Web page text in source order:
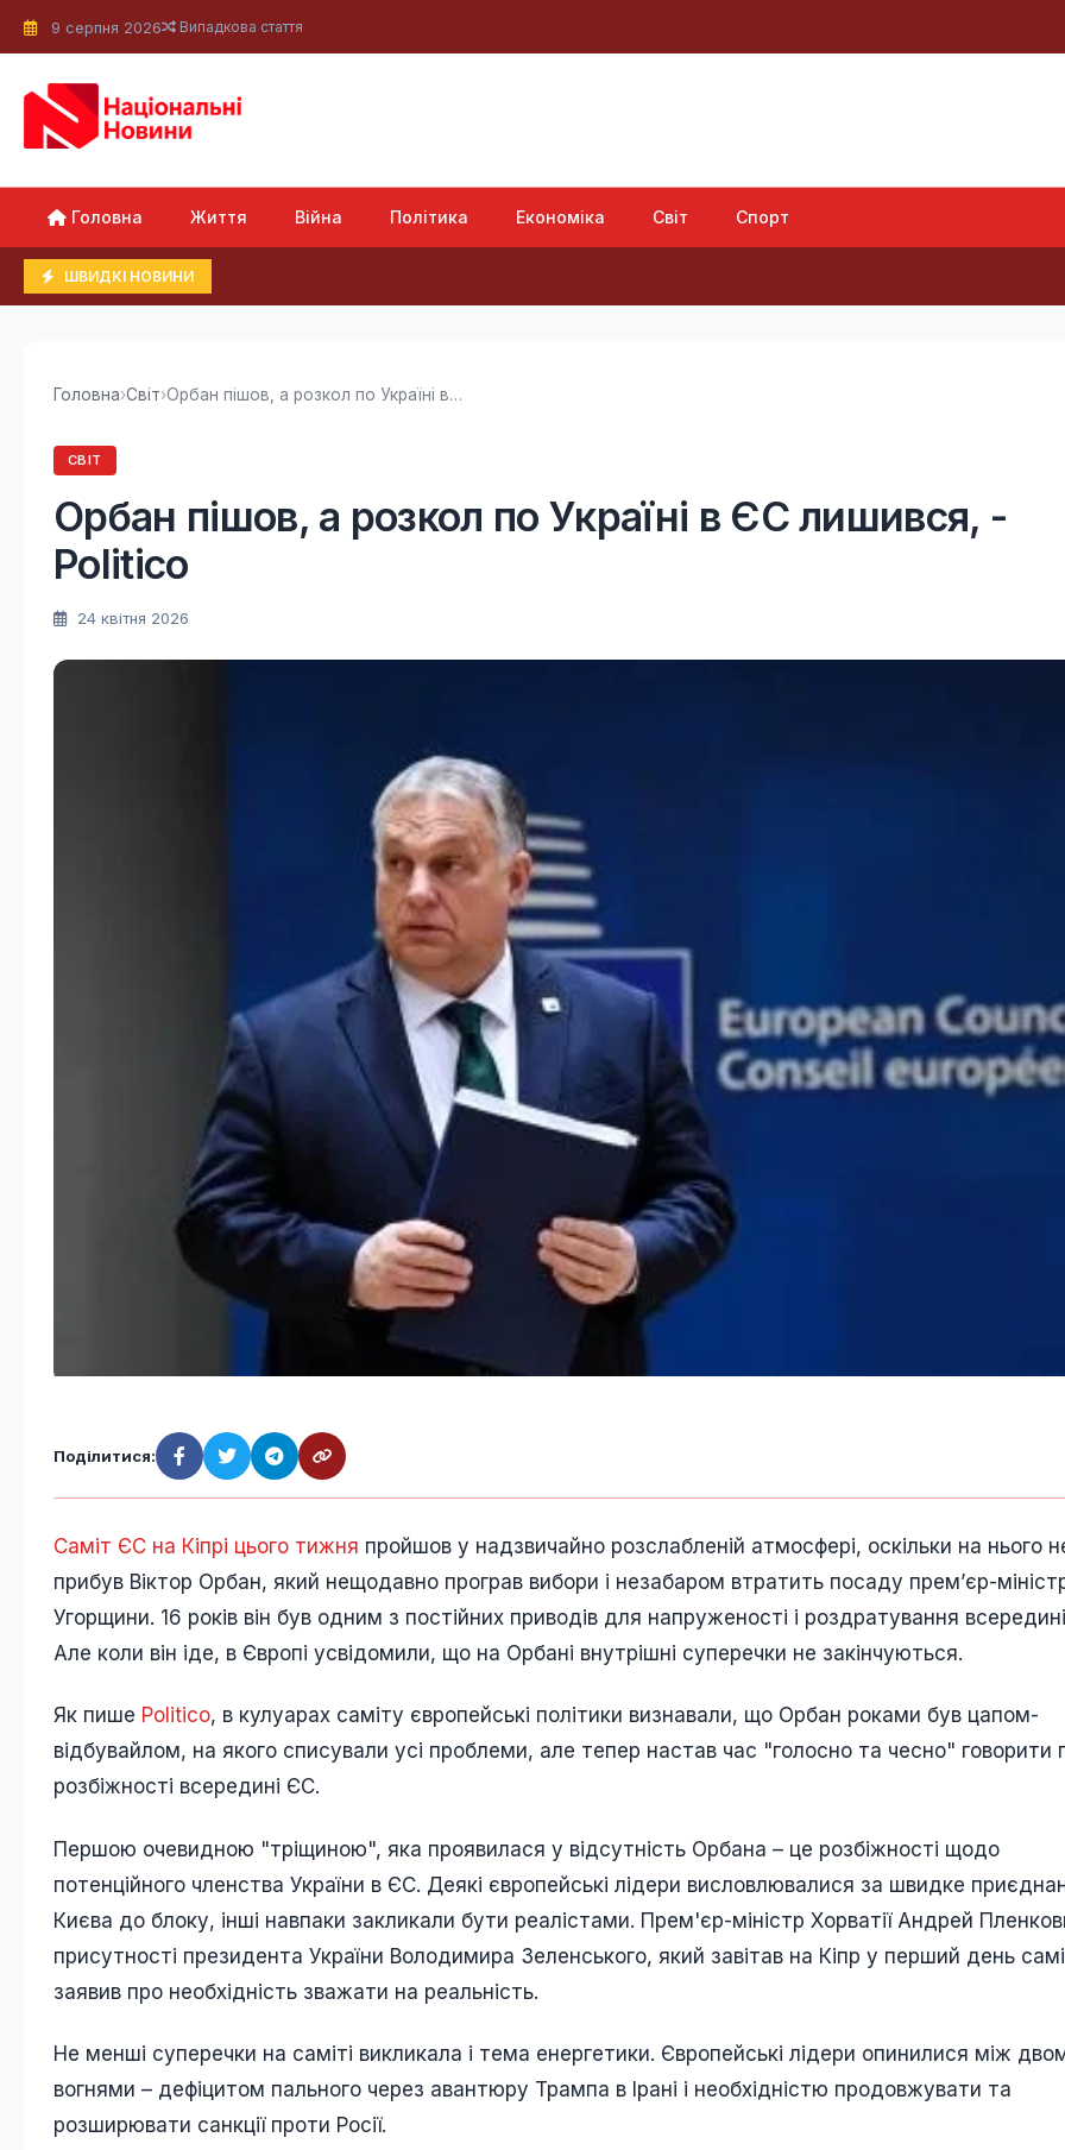
9 серпня 2026 Випадкова стаття
Головна Життя Війна Політика Економіка Світ Спорт
ШВИДКІ НОВИНИ
Головна›Світ› Орбан пішов, а розкол по Україні в ЄС лишився,...
СВІТ
Орбан пішов, а розкол по Україні в ЄС лишився, -
Politico
24 квітня 2026
Поділитися:
Саміт ЄС на Кіпрі цього тижня пройшов у надзвичайно розслабленій атмосфері, оскільки на нього
прибув Віктор Орбан, який нещодавно програв вибори і незабаром втратить посаду прем’єр-
Угорщини. 16 років він був одним з постійних приводів для напруженості і роздратування
Але коли він іде, в Європі усвідомили, що на Орбані внутрішні суперечки не закінчуються.
Як пише Politico, в кулуарах саміту європейські політики визнавали, що Орбан роками був цапом-
відбувайлом, на якого списували усі проблеми, але тепер настав час "голосно та чесно" говорити
розбіжності всередині ЄС.
Першою очевидною "тріщиною", яка проявилася у відсутність Орбана – це розбіжності щодо
потенційного членства України в ЄС. Деякі європейські лідери висловлювалися за швидке
Києва до блоку, інші навпаки закликали бути реалістами. Прем'єр-міністр Хорватії Андрей
присутності президента України Володимира Зеленського, який завітав на Кіпр у перший день
заявив про необхідність зважати на реальність.
Не менші суперечки на саміті викликала і тема енергетики. Європейські лідери опинилися між
вогнями – дефіцитом пального через авантюру Трампа в Ірані і необхідністю продовжувати та
розширювати санкції проти Росії.